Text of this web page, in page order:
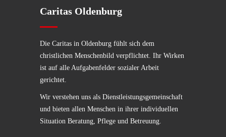
Caritas Oldenburg
Die Caritas in Oldenburg fühlt sich dem
christlichen Menschenbild verpflichtet. Ihr Wirken
ist auf alle Aufgabenfelder sozialer Arbeit
gerichtet.
Wir verstehen uns als Dienstleistungsgemeinschaft
und bieten allen Menschen in ihrer individuellen
Situation Beratung, Pflege und Betreuung.